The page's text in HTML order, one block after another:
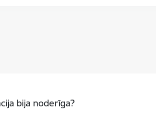
bija noderīga?